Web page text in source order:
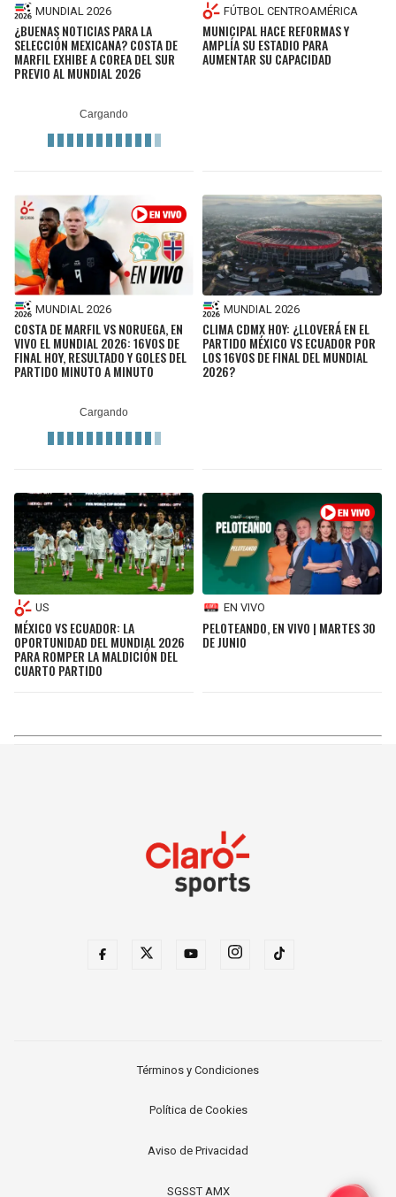
MUNDIAL 2026
¿BUENAS NOTICIAS PARA LA
SELECCIÓN MEXICANA? COSTA DE
MARFIL EXHIBE A COREA DEL SUR
PREVIO AL MUNDIAL 2026
FÚTBOL CENTROAMÉRICA
MUNICIPAL HACE REFORMAS Y
AMPLÍA SU ESTADIO PARA
AUMENTAR SU CAPACIDAD
MUNDIAL 2026
COSTA DE MARFIL VS NORUEGA, EN
VIVO EL MUNDIAL 2026: 16VOS DE
FINAL HOY, RESULTADO Y GOLES DEL
PARTIDO MINUTO A MINUTO
MUNDIAL 2026
CLIMA CDMX HOY: ¿LLOVERÁ EN EL
PARTIDO MÉXICO VS ECUADOR POR
LOS 16VOS DE FINAL DEL MUNDIAL
2026?
US
MÉXICO VS ECUADOR: LA
OPORTUNIDAD DEL MUNDIAL 2026
PARA ROMPER LA MALDICIÓN DEL
CUARTO PARTIDO
EN VIVO
PELOTEANDO, EN VIVO | MARTES 30
DE JUNIO
Términos y Condiciones
Política de Cookies
Aviso de Privacidad
SGSST AMX